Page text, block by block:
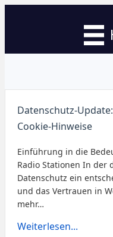
Datenschutz-
Cookie-Hinweise
Einführung in die
Radio Stationen In der
Datenschutz ein
und das Vertrauen in
mehr…
Weiterlesen...